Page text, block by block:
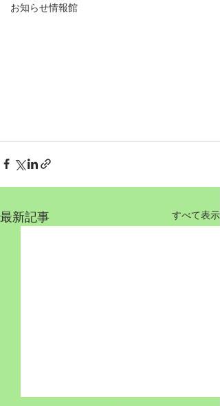
お知らせ情報館
最新記事 すべて表示